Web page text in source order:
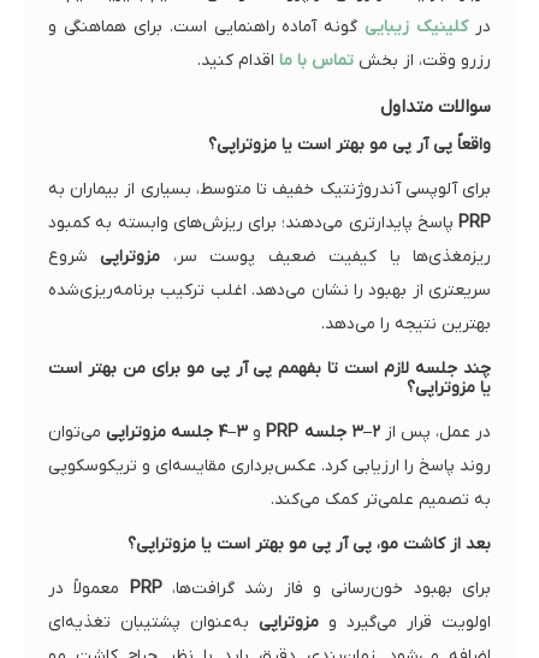
درکلینیک زیبایی گونه آماده راهنمایی است. برای هماهنگی و
رزرو وقت، از بخش تماس با ما اقدام کنید.
سوالات متداول
واقعاً پی آر پی مو بهتر است یا مزوتراپی؟
برای آلوپسی آندروژنتیک خفیف تا متوسط، بسیاری از بیماران به
PRP پاسخ پایدارتری می‌دهند؛ برای ریزش‌های وابسته به کمبود
ریزمغذی‌ها یا کیفیت ضعیف پوست سر، مزوتراپی شروع
سریعتری از بهبود را نشان می‌دهد. اغلب ترکیب برنامه‌ریزی‌شده
بهترین نتیجه را می‌دهد.
چند جلسه لازم است تا بفهمم پی آر پی مو برای من بهتر است
یا مزوتراپی؟
در عمل، پس از۲–۳ جلسه PRP و ۳–۴ جلسه مزوتراپی
می‌توان
روند پاسخ را ارزیابی کرد. عکس‌برداری مقایسه‌ای و تریکوسکوپی
به تصمیم علمی‌تر کمک می‌کند.
بعد از کاشت مو، پی آر پی مو بهتر است یا مزوتراپی؟
برای بهبود خون‌رسانی و فاز رشد گرافت‌ها،PRP معمولاً در
اولویت قرار می‌گیرد و مزوتراپی به‌عنوان پشتیبان تغذیه‌ای